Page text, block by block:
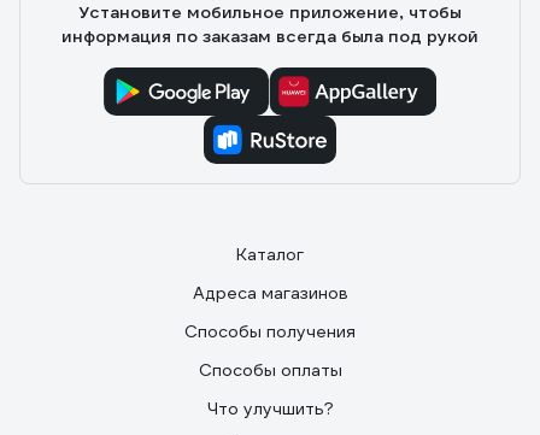
Установите мобильное приложение, чтобы
информация по заказам всегда была под рукой
Каталог
Адреса магазинов
Способы получения
Способы оплаты
Что улучшить?